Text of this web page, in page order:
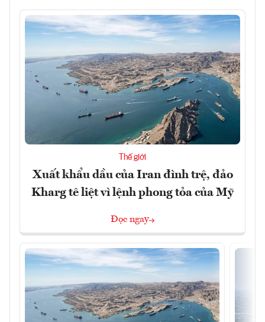
Thế giới
Xuất khẩu dầu của Iran đình trệ, đảo
Kharg tê liệt vì lệnh phong tỏa của Mỹ
Đọc ngay